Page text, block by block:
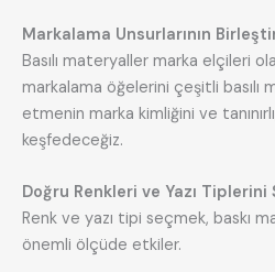
Markalama Unsurlarının
Basılı materyaller marka elçileri
markalama öğelerini çeşitli
etmenin marka kimliğini ve
keşfedeceğiz.
Doğru Renkleri ve Yazı Tiplerini
Renk ve yazı tipi seçmek, baskı
önemli ölçüde etkiler.